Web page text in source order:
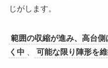
じがします。
範囲の収縮が進み、高台
く中
可能な限り陣形を